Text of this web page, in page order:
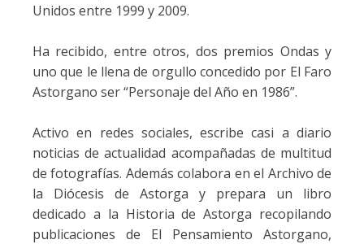
Unidos entre 1999 y 2009.
Ha recibido, entre otros, dos premios Ondas y
uno que le llena de orgullo concedido por El Faro
Astorgano ser “Personaje del Año en 1986”.
Activo en redes sociales, escribe casi a diario
noticias de actualidad acompañadas de multitud
de fotografías. Además colabora en el Archivo de
la Diócesis de Astorga y prepara un libro
dedicado a la Historia de Astorga recopilando
publicaciones de El Pensamiento Astorgano,